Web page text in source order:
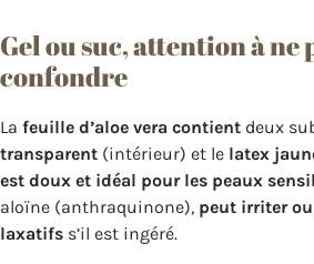
Gel ou suc, attention à ne
confondre
La feuille d’aloe vera contient deux
transparent (intérieur) et le latex
est doux et idéal pour les peaux
aloïne (anthraquinone), peut irriter
laxatifs s’il est ingéré.